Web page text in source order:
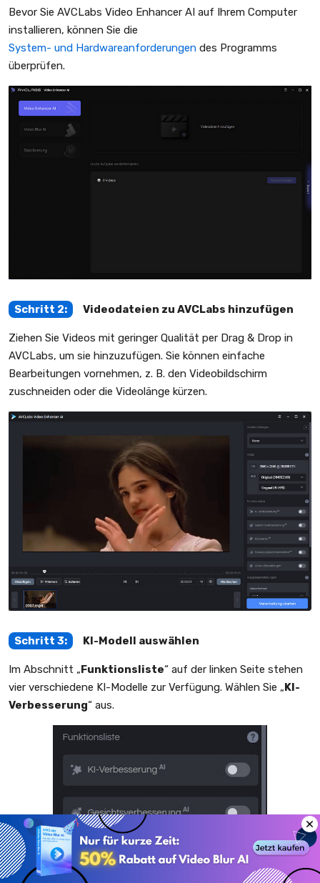
Bevor Sie AVCLabs Video Enhancer AI auf Ihrem Computer
installieren, können Sie die
System- und Hardwareanforderungen des Programms
überprüfen.
Schritt 2: Videodateien zu AVCLabs hinzufügen
Ziehen Sie Videos mit geringer Qualität per Drag & Drop in
AVCLabs, um sie hinzuzufügen. Sie können einfache
Bearbeitungen vornehmen, z. B. den Videobildschirm
zuschneiden oder die Videolänge kürzen.
Schritt 3: KI-Modell auswählen
Im Abschnitt „Funktionsliste“ auf der linken Seite stehen
vier verschiedene KI-Modelle zur Verfügung. Wählen Sie „KI-
Verbesserung“ aus.